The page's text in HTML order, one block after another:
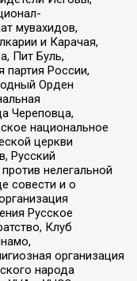
мувахидов,
и Карачая,
Пит Буль,
партия России,
Орден
Череповца,
национальное
церкви
Русский
нелегальной
совести и о
Русское
Клуб
организация
народа